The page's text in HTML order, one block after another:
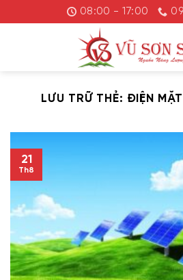
đến
08:00 - 17:00
LƯU TRỮ THẺ: ĐIỆN
21
Th8